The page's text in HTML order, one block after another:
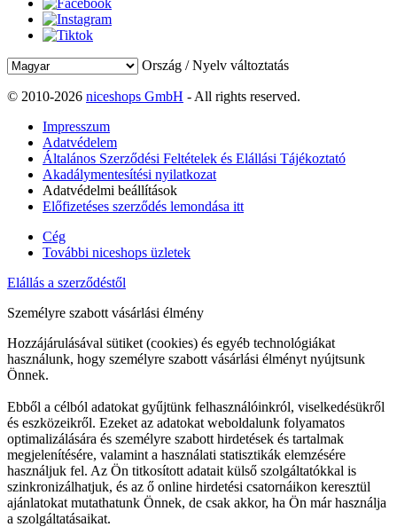
Ország / Nyelv változtatás
© 2010-2026 niceshops GmbH - All rights reserved.
Impresszum
Adatvédelem
Általános Szerződési Feltételek és Elállási Tájékoztató
Akadálymentesítési nyilatkozat
Adatvédelmi beállítások
Előfizetéses szerződés lemondása itt
Cég
További niceshops üzletek
Elállás a szerződéstől
Személyre szabott vásárlási élmény
Hozzájárulásával sütiket (cookies) és egyéb technológiákat
használunk, hogy személyre szabott vásárlási élményt nyújtsunk
Önnek.
Ebből a célból adatokat gyűjtünk felhasználóinkról, viselkedésükről
és eszközeikről. Ezeket az adatokat weboldalunk folyamatos
optimalizálására és személyre szabott hirdetések és tartalmak
megjelenítésére, valamint a használati statisztikák elemzésére
használjuk fel. Az Ön titkosított adatait külső szolgáltatókkal is
szinkronizálhatjuk, és az ő online hirdetési csatornáikon keresztül
ajánlatokat mutathatunk Önnek, de csak akkor, ha Ön már használja
a szolgáltatásaikat.